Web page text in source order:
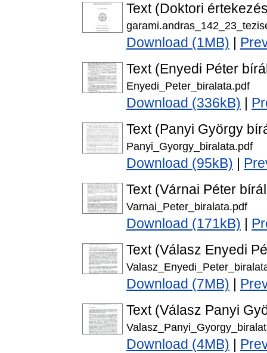
Text (Doktori
Download (1MB)
Text (Enyedi Péter
Enyedi_Peter_biralata.pdf
Download (336kB)
Text (Panyi György
Panyi_Gyorgy_biralata.pdf
Download (95kB)
Text (Várnai Péter
Varnai_Peter_biralata.pdf
Download (171kB)
Text (Válasz Enyedi
Download (7MB)
Text (Válasz Panyi
Download (4MB)